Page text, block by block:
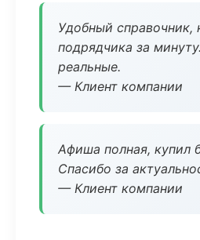
Удобный справочник,
подрядчика за
реальные.
— Клиент компании
Афиша полная, купил
Спасибо за
— Клиент компании